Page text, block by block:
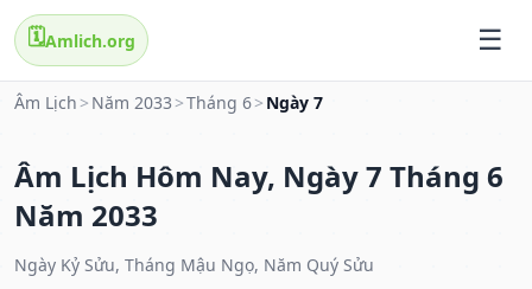
🗓️Amlich.org
Âm Lịch > Năm 2033 >Tháng 6> Ngày 7
Âm Lịch Hôm Nay, Ngày 7 Tháng 6
Năm 2033
Ngày Kỷ Sửu, Tháng Mậu Ngọ, Năm Quý Sửu